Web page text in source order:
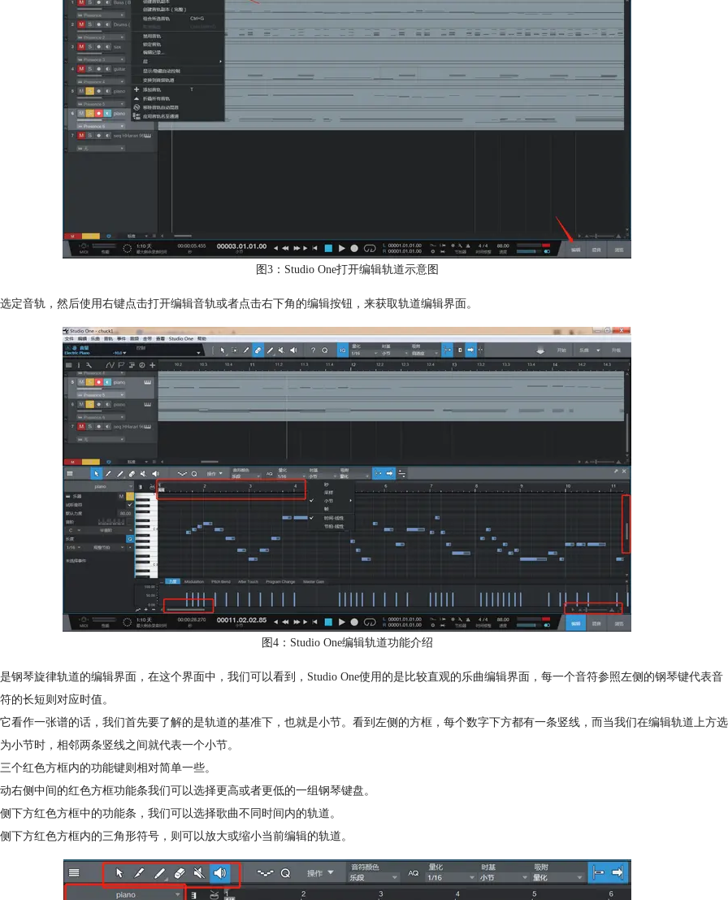
图3：Studio One打开编辑轨道示意图
定音轨，然后使用右键点击打开编辑音轨或者点击右下角的编辑按钮，来获取轨道编辑界面。
图4：Studio One编辑轨道功能介绍
钢琴旋律轨道的编辑界面，在这个界面中，我们可以看到，Studio One使用的是比较直观的乐曲编辑界面，每一个音符参照左侧的钢琴键代表音
的长短则对应时值。
看作一张谱的话，我们首先要了解的是轨道的基准下，也就是小节。看到左侧的方框，每个数字下方都有一条竖线，而当我们在编辑轨道上方选
小节时，相邻两条竖线之间就代表一个小节。
个红色方框内的功能键则相对简单一些。
右侧中间的红色方框功能条我们可以选择更高或者更低的一组钢琴键盘。
下方红色方框中的功能条，我们可以选择歌曲不同时间内的轨道。
下方红色方框内的三角形符号，则可以放大或缩小当前编辑的轨道。